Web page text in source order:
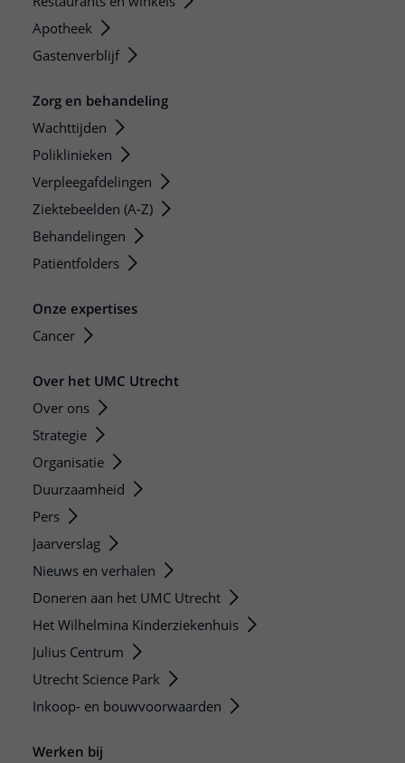
Apotheek
Gastenverblijf
Zorg en behandeling
Wachttijden
Poliklinieken
Verpleegafdelingen
Ziektebeelden (A-Z)
Behandelingen
Patiëntfolders
Onze expertises
Cancer
Over het UMC Utrecht
Over ons
Strategie
Organisatie
Duurzaamheid
Pers
Jaarverslag
Nieuws en verhalen
Doneren aan het UMC Utrecht
Het Wilhelmina Kinderziekenhuis
Julius Centrum
Utrecht Science Park
Inkoop- en bouwvoorwaarden
Werken bij